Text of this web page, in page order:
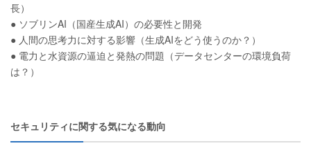
長）
● ソブリンAI（国産生成AI）の必要性と開発
● 人間の思考力に対する影響（生成AIをどう使うのか？）
● 電力と水資源の逼迫と発熱の問題（データセンターの環境負荷
は？）
セキュリティに関する気になる動向